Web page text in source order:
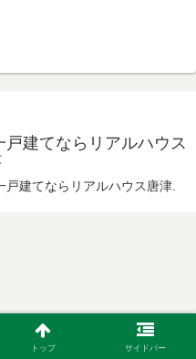
建てならリアルハウス
建てならリアルハウス唐津.
トップ サイドバー